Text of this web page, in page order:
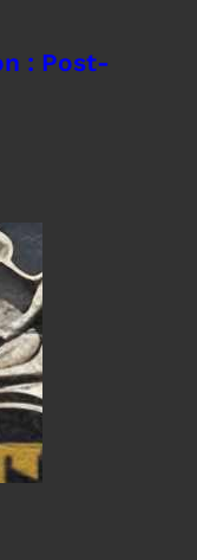
: Post-